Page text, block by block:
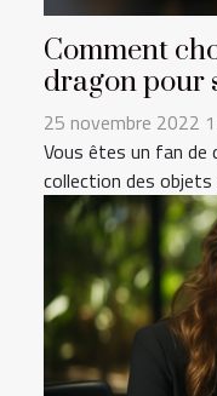
Comment
dragon pour
25 novembre 2022
Vous êtes un fan de
collection des objets